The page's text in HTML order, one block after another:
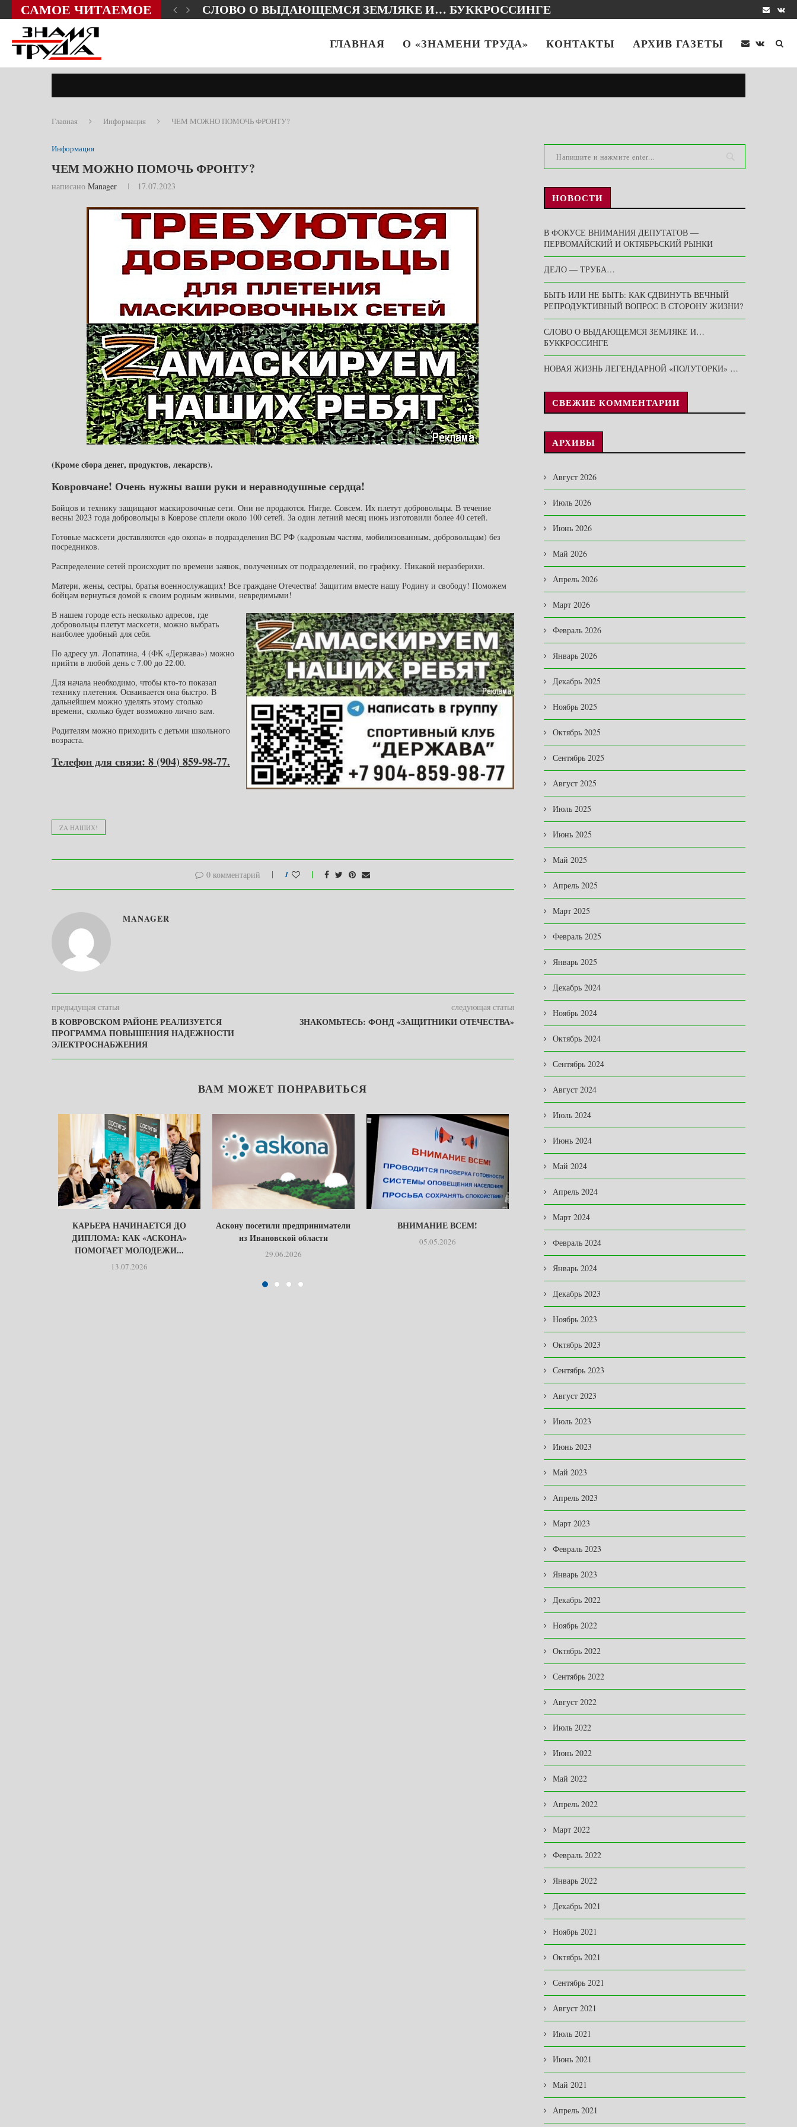
САМОЕ ЧИТАЕМОЕ СЛОВО О ВЫДАЮЩЕМСЯ ЗЕМЛЯКЕ И… БУККРОССИНГЕ
ГЛАВНАЯ О «ЗНАМЕНИ ТРУДА» КОНТАКТЫ АРХИВ ГАЗЕТЫ
Главная Информация ЧЕМ МОЖНО ПОМОЧЬ ФРОНТУ?
Информация
ЧЕМ МОЖНО ПОМОЧЬ ФРОНТУ?
написано Manager 17.07.2023
(Кроме сбора денег, продуктов, лекарств).
Ковровчане! Очень нужны ваши руки и неравнодушные сердца!
Бойцов и технику защищают маскировочные сети. Они не продаются. Нигде. Совсем. Их плетут добровольцы. В течение
весны 2023 года добровольцы в Коврове сплели около 100 сетей. За один летний месяц июнь изготовили более 40 сетей.
Готовые масксети доставляются «до окопа» в подразделения ВС РФ (кадровым частям, мобилизованным, добровольцам) без
посредников.
Распределение сетей происходит по времени заявок, полученных от подразделений, по графику. Никакой неразберихи.
Матери, жены, сестры, братья военнослужащих! Все граждане Отечества! Защитим вместе нашу Родину и свободу! Поможем
бойцам вернуться домой к своим родным живыми, невредимыми!
В нашем городе есть несколько адресов, где
добровольцы плетут масксети, можно выбрать
наиболее удобный для себя.
По адресу ул. Лопатина, 4 (ФК «Держава») можно
прийти в любой день с 7.00 до 22.00.
Для начала необходимо, чтобы кто-то показал
технику плетения. Осваивается она быстро. В
дальнейшем можно уделять этому столько
времени, сколько будет возможно лично вам.
Родителям можно приходить с детьми школьного
возраста.
Телефон для связи: 8 (904) 859-98-77.
ZA НАШИХ!
0 комментарий 1
MANAGER
предыдущая статья
В КОВРОВСКОМ РАЙОНЕ РЕАЛИЗУЕТСЯ
ПРОГРАММА ПОВЫШЕНИЯ НАДЕЖНОСТИ
ЭЛЕКТРОСНАБЖЕНИЯ
следующая статья
ЗНАКОМЬТЕСЬ: ФОНД «ЗАЩИТНИКИ ОТЕЧЕСТВА»
ВАМ МОЖЕТ ПОНРАВИТЬСЯ
КАРЬЕРА НАЧИНАЕТСЯ ДО
ДИПЛОМА: КАК «АСКОНА»
ПОМОГАЕТ МОЛОДЕЖИ...
13.07.2026
Аскону посетили предприниматели
из Ивановской области
29.06.2026
ВНИМАНИЕ ВСЕМ!
05.05.2026
БЕСПЛАТНАЯ ВАКЦИНАЦИЯ ОТ
БЕШЕНСТВА
20.04.2026
НОВОСТИ
В ФОКУСЕ ВНИМАНИЯ ДЕПУТАТОВ —
ПЕРВОМАЙСКИЙ И ОКТЯБРЬСКИЙ РЫНКИ
ДЕЛО — ТРУБА…
БЫТЬ ИЛИ НЕ БЫТЬ: КАК СДВИНУТЬ ВЕЧНЫЙ
РЕПРОДУКТИВНЫЙ ВОПРОС В СТОРОНУ ЖИЗНИ?
СЛОВО О ВЫДАЮЩЕМСЯ ЗЕМЛЯКЕ И…
БУККРОССИНГЕ
НОВАЯ ЖИЗНЬ ЛЕГЕНДАРНОЙ «ПОЛУТОРКИ» …
СВЕЖИЕ КОММЕНТАРИИ
АРХИВЫ
Август 2026
Июль 2026
Июнь 2026
Май 2026
Апрель 2026
Март 2026
Февраль 2026
Январь 2026
Декабрь 2025
Ноябрь 2025
Октябрь 2025
Сентябрь 2025
Август 2025
Июль 2025
Июнь 2025
Май 2025
Апрель 2025
Март 2025
Февраль 2025
Январь 2025
Декабрь 2024
Ноябрь 2024
Октябрь 2024
Сентябрь 2024
Август 2024
Июль 2024
Июнь 2024
Май 2024
Апрель 2024
Март 2024
Февраль 2024
Январь 2024
Декабрь 2023
Ноябрь 2023
Октябрь 2023
Сентябрь 2023
Август 2023
Июль 2023
Июнь 2023
Май 2023
Апрель 2023
Март 2023
Февраль 2023
Январь 2023
Декабрь 2022
Ноябрь 2022
Октябрь 2022
Сентябрь 2022
Август 2022
Июль 2022
Июнь 2022
Май 2022
Апрель 2022
Март 2022
Февраль 2022
Январь 2022
Декабрь 2021
Ноябрь 2021
Октябрь 2021
Сентябрь 2021
Август 2021
Июль 2021
Июнь 2021
Май 2021
Апрель 2021